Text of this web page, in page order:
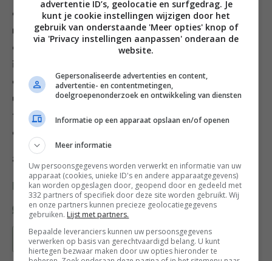
onderkant niet meer rauw is. Als je de quiches niet
meteen wilt eten en pas later wilt opwarmen, bak ze
dan niet te lang, aangezien ze bij het opwarmen weer
in de oven gaan en anders erg droog worden. Als je
een grotere quiche maakt, moet je hem ongeveer een
uur bakken tot de onderkant gaar is. Mocht de quiche
tijdens het bakken te hard gaan aan de bovenkant, bak
dan verder op 150 of 160 °C.
8. Laat de quiches afkoelen en haal de ringen eraf.
Deel dit recept
Bewaar recept
advertentie ID’s, geolocatie en surfgedrag. Je
kunt je cookie instellingen wijzigen door het
gebruik van onderstaande 'Meer opties' knop of
via 'Privacy instellingen aanpassen' onderaan de
website.
Gepersonaliseerde advertenties en content,
advertentie- en contentmetingen,
doelgroepenonderzoek en ontwikkeling van diensten
Informatie op een apparaat opslaan en/of openen
Meer informatie
Uw persoonsgegevens worden verwerkt en informatie van uw
apparaat (cookies, unieke ID's en andere apparaatgegevens)
kan worden opgeslagen door, geopend door en gedeeld met
332 partners of specifiek door deze site worden gebruikt. Wij
en onze partners kunnen precieze geolocatiegegevens
gebruiken. Lijst met partners.
Bepaalde leveranciers kunnen uw persoonsgegevens
verwerken op basis van gerechtvaardigd belang. U kunt
hiertegen bezwaar maken door uw opties hieronder te